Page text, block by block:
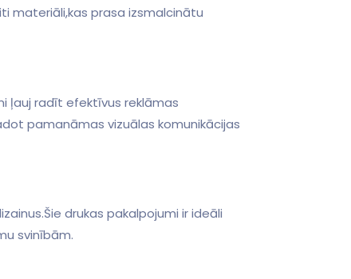
materiāli,kas ‌prasa izsmalcinātu
ļauj radīt efektīvus reklāmas
pamanāmas vizuālas komunikācijas
drukas ​pakalpojumi ir ideāli‍
svinībām.